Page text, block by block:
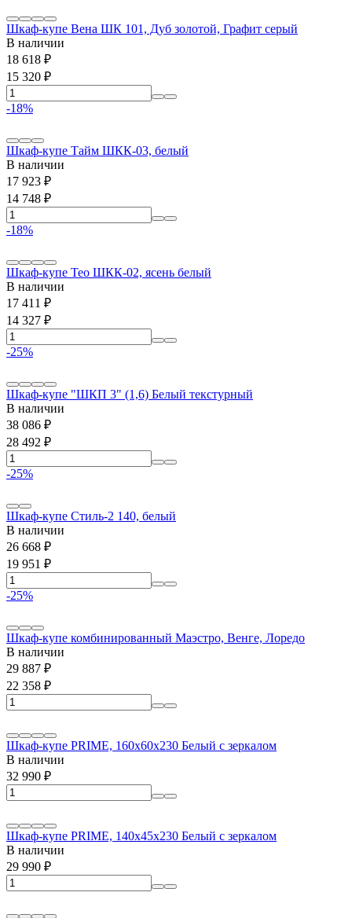
Шкаф-купе Вена ШК 101, Дуб золотой, Графит серый
В наличии
18 618 ₽
15 320 ₽
-18%
Шкаф-купе Тайм ШКК-03, белый
В наличии
17 923 ₽
14 748 ₽
-18%
Шкаф-купе Тео ШКК-02, ясень белый
В наличии
17 411 ₽
14 327 ₽
-25%
Шкаф-купе "ШКП 3" (1,6) Белый текстурный
В наличии
38 086 ₽
28 492 ₽
-25%
Шкаф-купе Стиль-2 140, белый
В наличии
26 668 ₽
19 951 ₽
-25%
Шкаф-купе комбинированный Маэстро, Венге, Лоредо
В наличии
29 887 ₽
22 358 ₽
Шкаф-купе PRIME, 160х60х230 Белый с зеркалом
В наличии
32 990 ₽
Шкаф-купе PRIME, 140х45х230 Белый с зеркалом
В наличии
29 990 ₽